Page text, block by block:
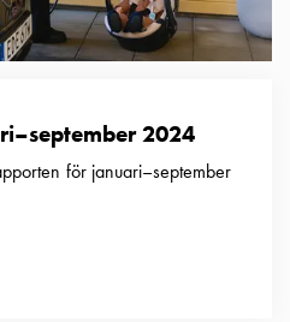
2024
för januari–september